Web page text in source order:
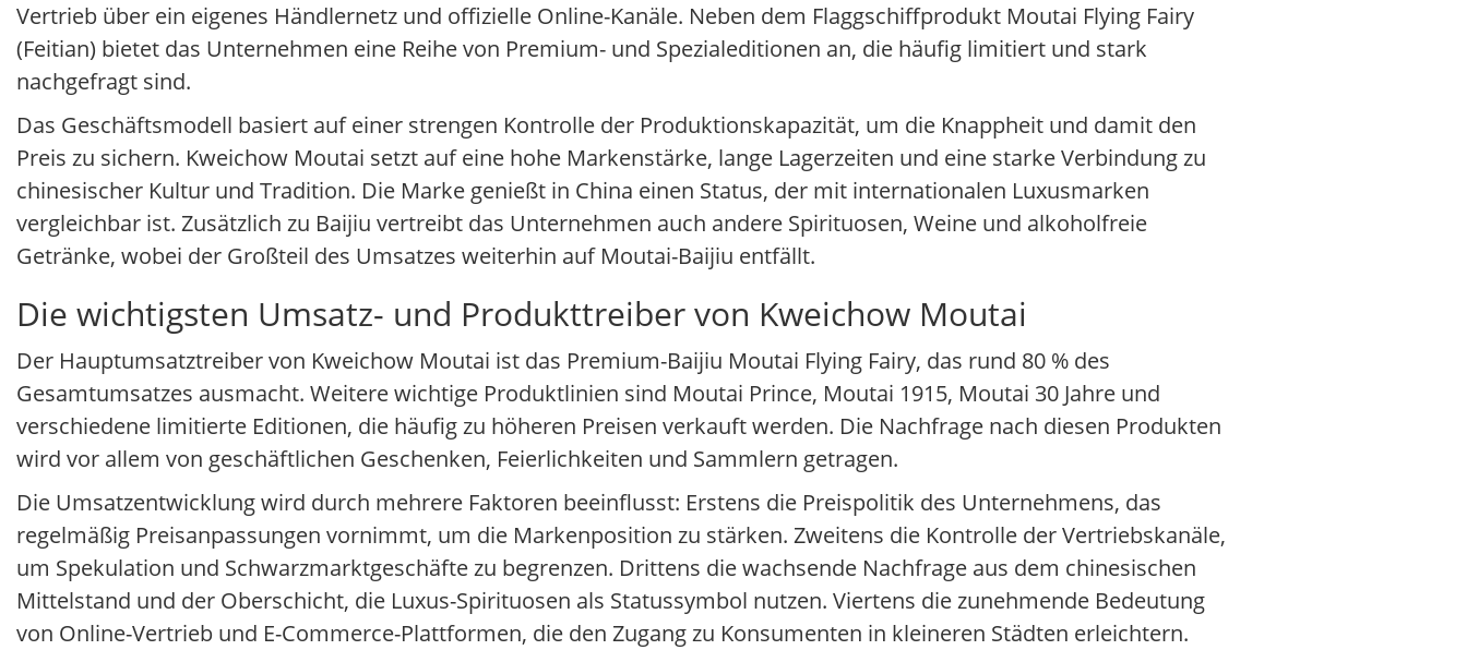
Vertrieb über ein eigenes Händlernetz und offizielle Online-Kanäle. Neben dem Flaggschiffprodukt Moutai Flying Fairy
(Feitian) bietet das Unternehmen eine Reihe von Premium- und Spezialeditionen an, die häufig limitiert und stark
nachgefragt sind.
Das Geschäftsmodell basiert auf einer strengen Kontrolle der Produktionskapazität, um die Knappheit und damit den
Preis zu sichern. Kweichow Moutai setzt auf eine hohe Markenstärke, lange Lagerzeiten und eine starke Verbindung zu
chinesischer Kultur und Tradition. Die Marke genießt in China einen Status, der mit internationalen Luxusmarken
vergleichbar ist. Zusätzlich zu Baijiu vertreibt das Unternehmen auch andere Spirituosen, Weine und alkoholfreie
Getränke, wobei der Großteil des Umsatzes weiterhin auf Moutai-Baijiu entfällt.
Die wichtigsten Umsatz- und Produkttreiber von Kweichow Moutai
Der Hauptumsatztreiber von Kweichow Moutai ist das Premium-Baijiu Moutai Flying Fairy, das rund 80 % des
Gesamtumsatzes ausmacht. Weitere wichtige Produktlinien sind Moutai Prince, Moutai 1915, Moutai 30 Jahre und
verschiedene limitierte Editionen, die häufig zu höheren Preisen verkauft werden. Die Nachfrage nach diesen Produkten
wird vor allem von geschäftlichen Geschenken, Feierlichkeiten und Sammlern getragen.
Die Umsatzentwicklung wird durch mehrere Faktoren beeinflusst: Erstens die Preispolitik des Unternehmens, das
regelmäßig Preisanpassungen vornimmt, um die Markenposition zu stärken. Zweitens die Kontrolle der Vertriebskanäle,
um Spekulation und Schwarzmarktgeschäfte zu begrenzen. Drittens die wachsende Nachfrage aus dem chinesischen
Mittelstand und der Oberschicht, die Luxus-Spirituosen als Statussymbol nutzen. Viertens die zunehmende Bedeutung
von Online-Vertrieb und E-Commerce-Plattformen, die den Zugang zu Konsumenten in kleineren Städten erleichtern.